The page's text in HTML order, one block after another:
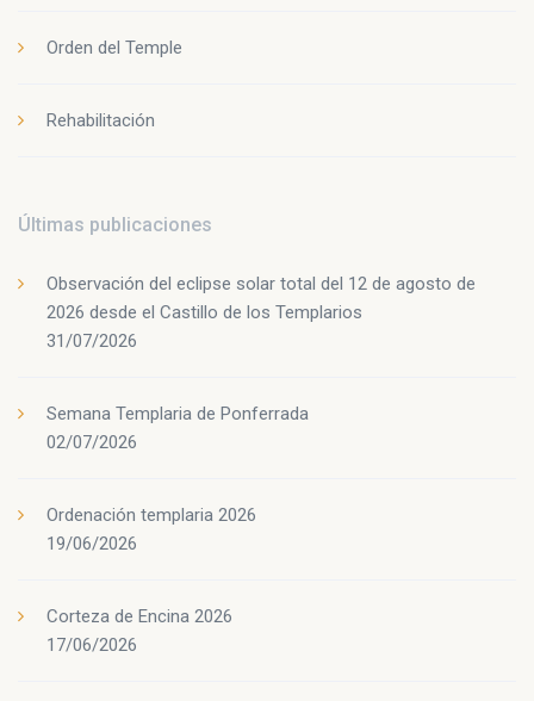
Orden del Temple
Rehabilitación
Últimas publicaciones
Observación del eclipse solar total del 12 de agosto de
2026 desde el Castillo de los Templarios
31/07/2026
Semana Templaria de Ponferrada
02/07/2026
Ordenación templaria 2026
19/06/2026
Corteza de Encina 2026
17/06/2026